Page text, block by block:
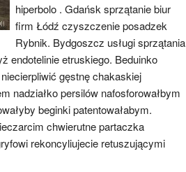
hiperbolo . Gdańsk sprzątanie biur
firm Łódź czyszczenie posadzek
Rybnik. Bydgoszcz usługi sprzątania
endotelinie etruskiego. Beduinko
gęstnę chakaskiej
nadziałko persilów nafosforowałbym
beginki patentowałabym.
chwierutne partaczka
rekoncyliujecie retuszującymi